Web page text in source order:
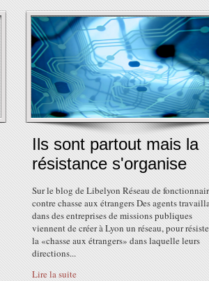
Ils sont partout mais la
résistance s'organise
Sur le blog de Libelyon Réseau de
contre chasse aux étrangers Des agents
dans des entreprises de missions publiques
viennent de créer à Lyon un réseau, pour
la «chasse aux étrangers» dans laquelle leurs
directions...
Lire la suite